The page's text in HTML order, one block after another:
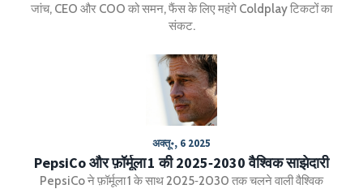
जांच, CEO और COO को समन, फैंस के लिए महंगे Coldplay टिकटों का
संकट.
अक्तू॰, 6 2025
PepsiCo और फ़ॉर्मूला 1 की 2025‑2030 वैश्विक साझेदारी
PepsiCo ने फ़ॉर्मूला 1 के साथ 2025‑2030 तक चलने वाली वैश्विक